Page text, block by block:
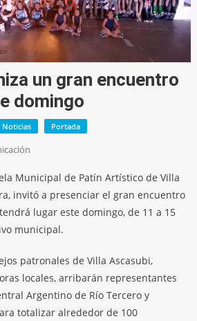
un gran encuentro
domingo
Noticias Portada
Municipal de Patín Artístico de Villa
invitó a presenciar el gran encuentro
lugar este domingo, de 11 a 15
municipal.
patronales de Villa Ascasubi,
locales, arribarán representantes
Argentino de Río Tercero y
totalizar alrededor de 100